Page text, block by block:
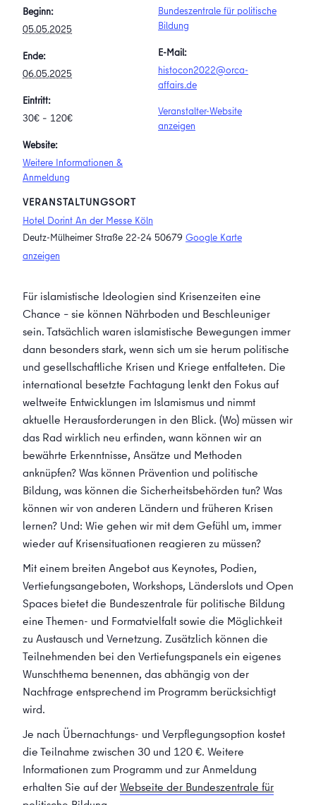
Beginn:
05.05.2025
Ende:
06.05.2025
Eintritt:
30€ – 120€
Website:
Weitere Informationen &
Anmeldung
VERANSTALTUNGSORT
Hotel Dorint An der Messe Köln
Deutz-Mülheimer Straße 22-24 50679 Google Karte
anzeigen
Bundeszentrale für politische
Bildung
E-Mail:
histocon2022@orca-
affairs.de
Veranstalter-Website
anzeigen
Für islamistische Ideologien sind Krisenzeiten eine
Chance – sie können Nährboden und Beschleuniger
sein. Tatsächlich waren islamistische Bewegungen immer
dann besonders stark, wenn sich um sie herum politische
und gesellschaftliche Krisen und Kriege entfalteten. Die
international besetzte Fachtagung lenkt den Fokus auf
weltweite Entwicklungen im Islamismus und nimmt
aktuelle Herausforderungen in den Blick. (Wo) müssen wir
das Rad wirklich neu erfinden, wann können wir an
bewährte Erkenntnisse, Ansätze und Methoden
anknüpfen? Was können Prävention und politische
Bildung, was können die Sicherheitsbehörden tun? Was
können wir von anderen Ländern und früheren Krisen
lernen? Und: Wie gehen wir mit dem Gefühl um, immer
wieder auf Krisensituationen reagieren zu müssen?
Mit einem breiten Angebot aus Keynotes, Podien,
Vertiefungsangeboten, Workshops, Länderslots und Open
Spaces bietet die Bundeszentrale für politische Bildung
eine Themen- und Formatvielfalt sowie die Möglichkeit
zu Austausch und Vernetzung. Zusätzlich können die
Teilnehmenden bei den Vertiefungspanels ein eigenes
Wunschthema benennen, das abhängig von der
Nachfrage entsprechend im Programm berücksichtigt
wird.
Je nach Übernachtungs- und Verpflegungsoption kostet
die Teilnahme zwischen 30 und 120 €. Weitere
Informationen zum Programm und zur Anmeldung
erhalten Sie auf derWebseite der Bundeszentrale für